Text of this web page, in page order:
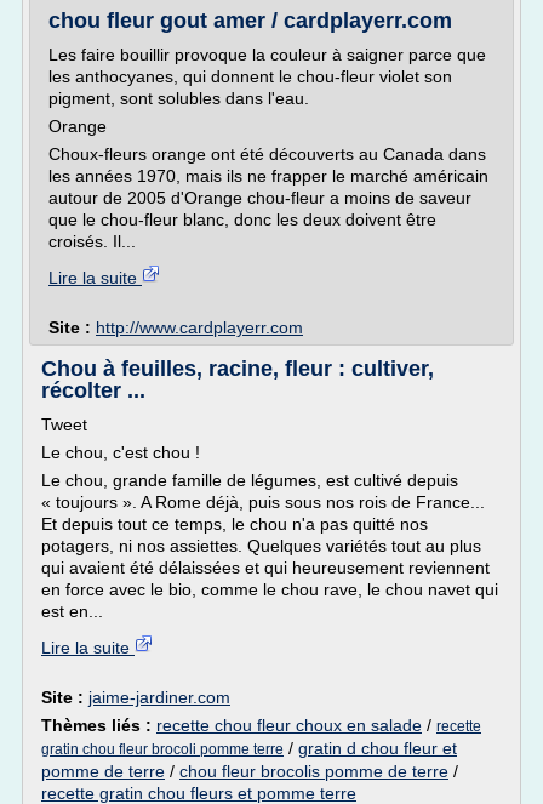
chou fleur gout amer / cardplayerr.com
Les faire bouillir provoque la couleur à saigner parce que
les anthocyanes, qui donnent le chou-fleur violet son
pigment, sont solubles dans l'eau.
Orange
Choux-fleurs orange ont été découverts au Canada dans
les années 1970, mais ils ne frapper le marché américain
autour de 2005 d'Orange chou-fleur a moins de saveur
que le chou-fleur blanc, donc les deux doivent être
croisés. Il...
Lire la suite
Site : http://www.cardplayerr.com
Chou à feuilles, racine, fleur : cultiver,
récolter ...
Tweet
Le chou, c'est chou !
Le chou, grande famille de légumes, est cultivé depuis
« toujours ». A Rome déjà, puis sous nos rois de France...
Et depuis tout ce temps, le chou n'a pas quitté nos
potagers, ni nos assiettes. Quelques variétés tout au plus
qui avaient été délaissées et qui heureusement reviennent
en force avec le bio, comme le chou rave, le chou navet qui
est en...
Lire la suite
Site : jaime-jardiner.com
Thèmes liés : recette chou fleur choux en salade / recette
gratin chou fleur brocoli pomme terre / gratin d chou fleur et
pomme de terre / chou fleur brocolis pomme de terre /
recette gratin chou fleurs et pomme terre